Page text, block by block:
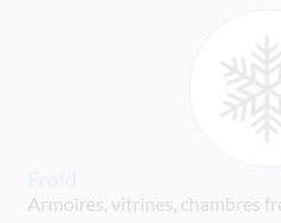
Armoires, vitrines, chambres